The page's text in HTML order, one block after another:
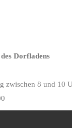
Dorfladens
zwischen 8 und 10